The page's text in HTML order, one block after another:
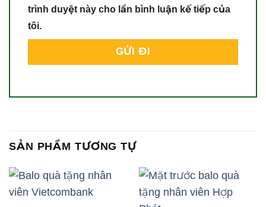
trình duyệt này cho lần bình luận kế tiếp của
tôi.
SẢN PHẨM TƯƠNG TỰ